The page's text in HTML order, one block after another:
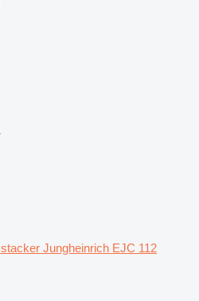
stacker Jungheinrich EJC 112